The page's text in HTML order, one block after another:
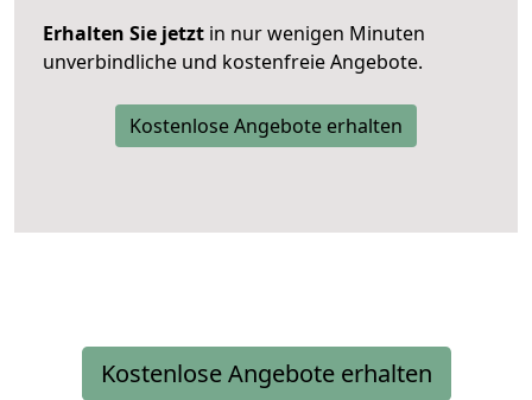
Erhalten Sie jetzt in nur wenigen Minuten
unverbindliche und kostenfreie Angebote.
Kostenlose Angebote erhalten
Kostenlose Angebote erhalten